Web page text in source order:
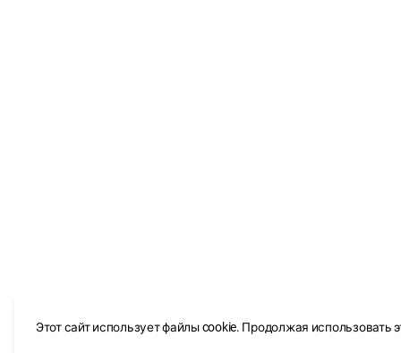
Этот сайт использует файлы cookie. Продолжая использовать